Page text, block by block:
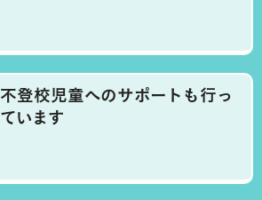
不登校児童へのサポートも行っ
ています